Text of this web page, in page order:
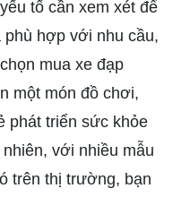
tố cần xem xét để
hợp với nhu cầu,
mua xe đạp
một món đồ chơi,
phát triển sức khỏe
với nhiều mẫu
trên thị trường, bạn